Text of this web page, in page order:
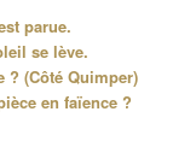
parue.
se lève.
? (Côté Quimper)
en faïence ?